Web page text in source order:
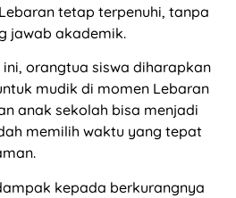
tetap terpenuhi, tanpa
jawab akademik.
orangtua siswa diharapkan
mudik di momen Lebaran
anak sekolah bisa menjadi
memilih waktu yang tepat
kepada berkurangnya